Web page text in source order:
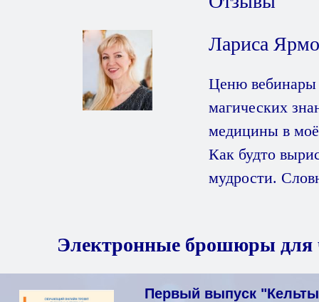
Электронные брошюры для
Первый выпуск
Лариса
Ценю вебинары
магических
медицины в
Как будто
мудрости.